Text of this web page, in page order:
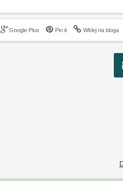
Google Plus Pin it Wklej na bloga